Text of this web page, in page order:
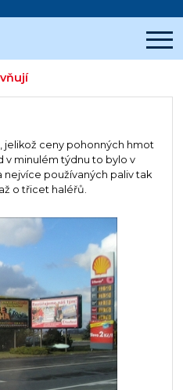
jelikož ceny pohonných hmot
v minulém týdnu to bylo v
používaných paliv tak
o třicet haléřů.